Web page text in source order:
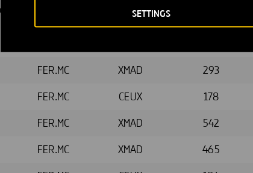
SETTINGS
negociación
FER.MC XMAD 293
FER.MC CEUX 178
FER.MC XMAD 542
FER.MC XMAD 465